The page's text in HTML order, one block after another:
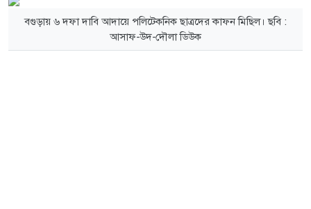
বগুড়ায় ৬ দফা দাবি আদায়ে পলিটেকনিক ছাত্রদের কাফন মিছিল। ছবি :
আসাফ-উদ-দৌলা ডিউক